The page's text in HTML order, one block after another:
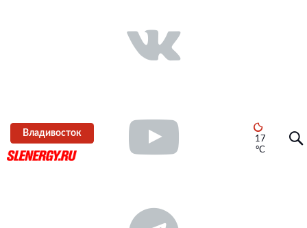
Владивосток
17
°C